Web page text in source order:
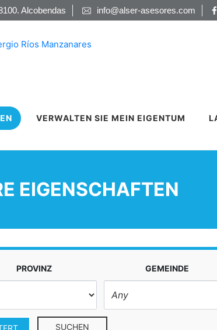
Alcobendas info@alser-asesores.com
VERWALTEN SIE MEIN EIGENTUM
EIGENSCHAFTEN
PROVINZ GEMEINDE
SUCHEN